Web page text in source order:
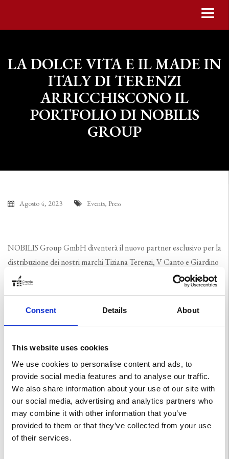
Consent Details About
This website uses cookies
We use cookies to personalise content and ads, to
provide social media features and to analyse our traffic.
We also share information about your use of our site with
our social media, advertising and analytics partners who
may combine it with other information that you’ve
provided to them or that they’ve collected from your use
of their services.
LA DOLCE VITA E IL MADE IN
ITALY DI TERENZI
ARRICCHISCONO IL
PORTFOLIO DI NOBILIS
GROUP
Agosto 4, 2023 Events, Press
NOBILIS Group GmbH diventerà il nuovo partner esclusivo per la
distribuzione dei nostri marchi Tiziana Terenzi, V Canto e Giardino
Benessere in Germania, Austria e Svizzera a partire dal 1° ottobre
Il gruppo è uno dei distributori leader nel segmento delle fragranze
di lusso, prestigio e lifestyle nei Paesi di lingua tedesca e opera con
successo nel mercato del beauty da oltre 30 anni.
La missione del Gruppo Nobilis “Per amore del profumo…”
sottolinea la sua profonda passione per l’industria del beauty e gli
elevati standard dell’arte della profumeria, che sono molto in linea
con i nostri valori e quindi rappresentano il partner ideale per il
nostro avvenire.